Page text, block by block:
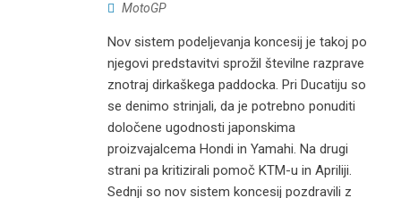
MotoGP
Nov sistem podeljevanja koncesij je takoj po
njegovi predstavitvi sprožil številne razprave
znotraj dirkaškega paddocka. Pri Ducatiju so
se denimo strinjali, da je potrebno ponuditi
določene ugodnosti japonskima
proizvajalcema Hondi in Yamahi. Na drugi
strani pa kritizirali pomoč KTM-u in Apriliji.
Sednji so nov sistem koncesij pozdravili z